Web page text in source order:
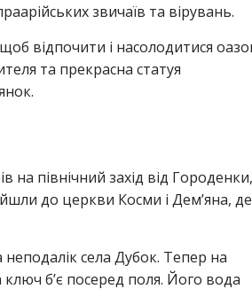
звичаїв та вірувань.
відпочити і насолодитися
та прекрасна статуя
на північний захід від Городенки,
до церкви Косми і Дем’яна, де
села Дубок. Тепер на
б’є посеред поля. Його вода